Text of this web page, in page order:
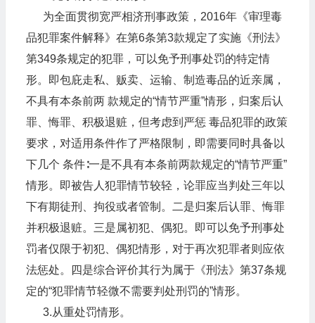
为全面贯彻宽严相济刑事政策，2016年《审理毒
品犯罪案件解释》在第6条第3款规定了实施《刑法》
第349条规定的犯罪，可以免予刑事处罚的特定情
形。即包庇走私、贩卖、运输、制造毒品的近亲属，
不具有本条前两 款规定的“情节严重”情形，归案后认
罪、悔罪、积极退赃，但考虑到严惩 毒品犯罪的政策
要求，对适用条件作了严格限制，即需要同时具备以
下几个 条件∶一是不具有本条前两款规定的“情节严重”
情形。即被告人犯罪情节较轻，论罪应当判处三年以
下有期徒刑、拘役或者管制。二是归案后认罪、悔罪
并积极退赃。三是属初犯、偶犯。即可以免予刑事处
罚者仅限于初犯、偶犯情形，对于再次犯罪者则应依
法惩处。四是综合评价其行为属于《刑法》第37条规
定的“犯罪情节轻微不需要判处刑罚的”情形。
3.从重处罚情形。